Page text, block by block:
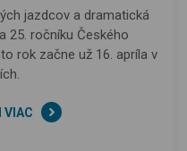
jazdcov a dramatická
25. ročníku Českého
rok začne už 16. apríla v
VIAC